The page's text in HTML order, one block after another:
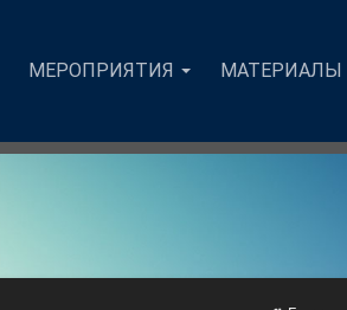
МЕРОПРИЯТИЯ МАТЕРИАЛЫ